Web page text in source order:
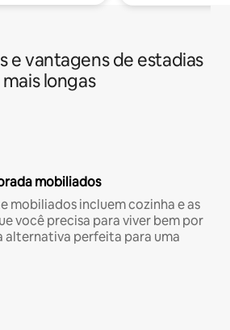
e vantagens de estadias
mais longas
mobiliados
mobiliados incluem cozinha e as
você precisa para viver bem por
alternativa perfeita para uma